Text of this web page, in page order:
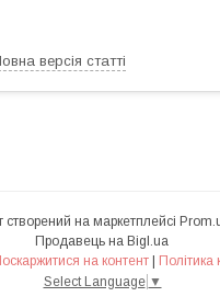
версія статті
створений на маркетплейсі
Продавець на Bigl.ua
на контент
Політика
Select Language ▼